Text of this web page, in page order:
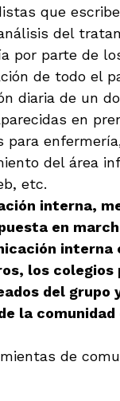
que
del
por parte de
de todo el
diaria de un
en
para
del área
etc.
interna,
en
interna
los colegios
del grupo
la
de